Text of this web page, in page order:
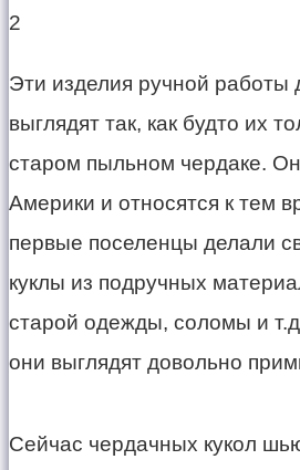
​Эти изделия ручной работы
выглядят так, как будто их
старом пыльном чердаке.
Америки и относятся к тем
первые поселенцы делали
куклы из подручных
старой одежды, соломы и
они выглядят довольно
​Сейчас чердачных кукол